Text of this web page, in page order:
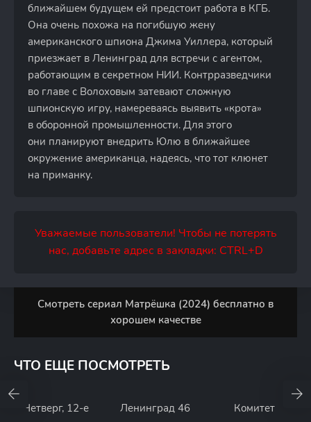
ближайшем будущем ей предстоит работа в КГБ.
Она очень похожа на погибшую жену
американского шпиона Джима Уиллера, который
приезжает в Ленинград для встречи с агентом,
работающим в секретном НИИ. Контрразведчики
во главе с Волоховым затевают сложную
шпионскую игру, намереваясь выявить «крота»
в оборонной промышленности. Для этого
они планируют внедрить Юлю в ближайшее
окружение американца, надеясь, что тот клюнет
на приманку.
Уважаемые пользователи! Чтобы не потерять
нас, добавьте адрес в закладки: CTRL+D
Смотреть сериал Матрёшка (2024) бесплатно в
хорошем качестве
ЧТО ЕЩЕ ПОСМОТРЕТЬ
Четверг, 12-е Ленинград 46 Комитет